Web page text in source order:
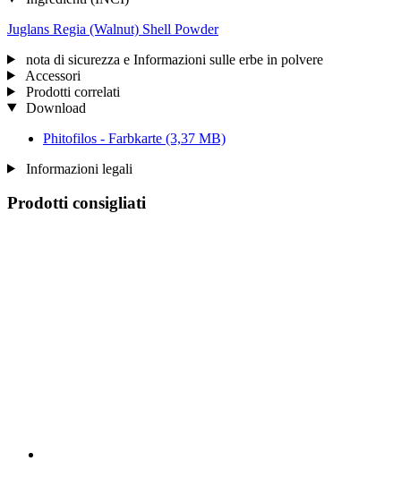
Juglans Regia (Walnut) Shell Powder
nota di sicurezza e Informazioni sulle erbe in polvere
Accessori
Prodotti correlati
Download
Phitofilos - Farbkarte (3,37 MB)
Informazioni legali
Prodotti consigliati